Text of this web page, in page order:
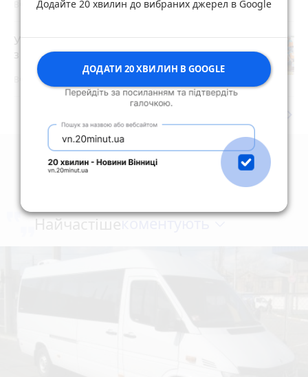
Вчора о 07:55
У Житомирі триває чемпіонат України
з веслування на човнах «Дракон» photo_camera
Вчора о 15:07
Найчастішекоментують
Додайте 20 хвилин до вибраних джерел в Google
ДОДАТИ 20 ХВИЛИН В GOOGLE